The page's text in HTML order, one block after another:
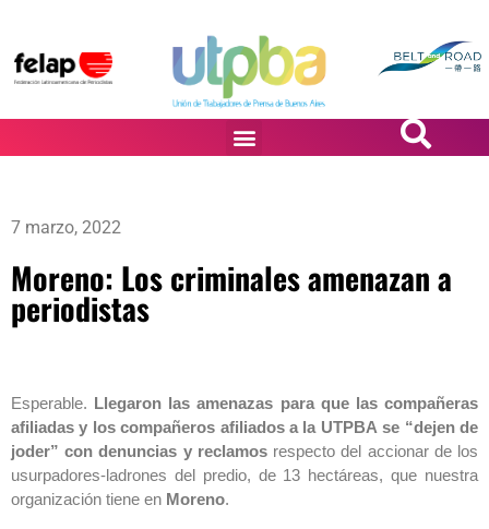
7 marzo, 2022
Moreno: Los criminales amenazan a
periodistas
Esperable. Llegaron las amenazas para que las compañeras
afiliadas y los compañeros afiliados a la UTPBA se “dejen de
joder” con denuncias y reclamosrespecto del accionar de los
usurpadores-ladrones del predio, de 13 hectáreas, que nuestra
organización tiene en Moreno.